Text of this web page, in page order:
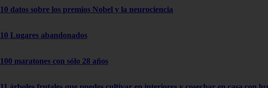
10 datos sobre los premios Nobel y la neurociencia
10 Lugares abandonados
100 maratones con sólo 28 años